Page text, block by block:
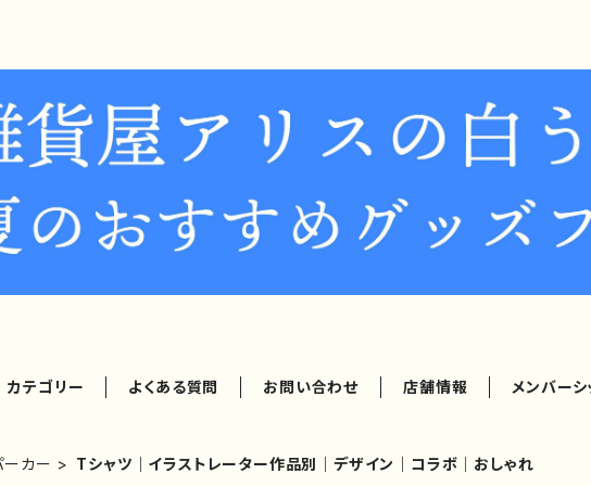
カテゴリー よくある質問 お問い合わせ 店舗情報 メンバーシ
ーカー Tシャツ｜イラストレーター作品別｜デザイン｜コラボ｜おしゃれ